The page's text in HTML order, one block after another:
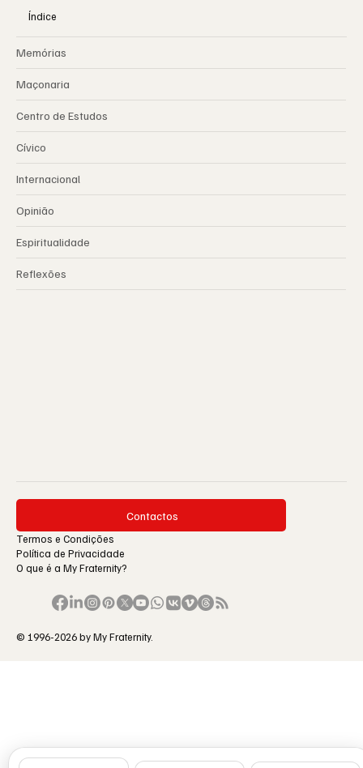
Índice
Memórias
Maçonaria
Centro de Estudos
Cívico
Internacional
Opinião
Espiritualidade
Reflexões
Contactos
Termos e Condições
Política de Privacidade
O que é a My Fraternity?
© 1996-2026 by My Fraternity.